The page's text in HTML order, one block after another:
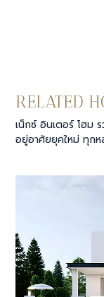
RELATED
เน็กซ์ อินเตอร์ โฮม
อยู่อาศัยยุคใหม่ ทุก